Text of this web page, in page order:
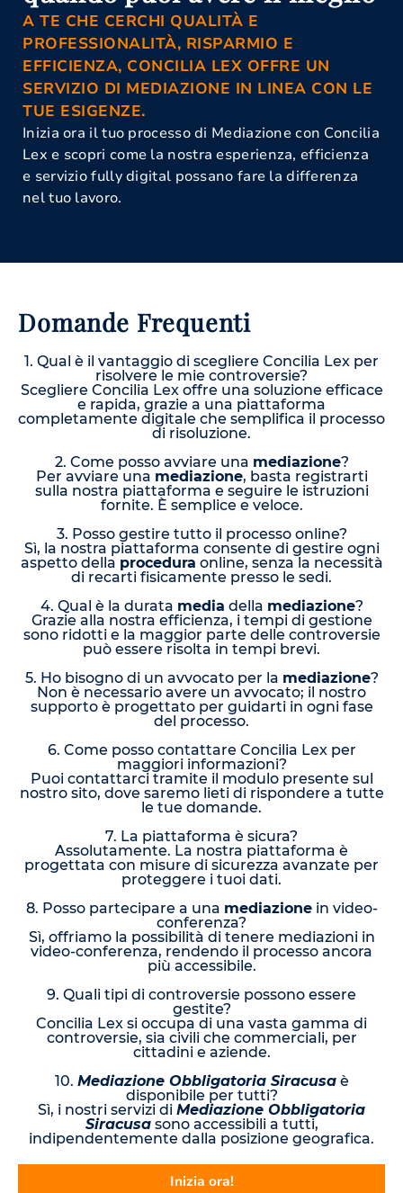
A TE CHE CERCHI QUALITÀ E
PROFESSIONALITÀ, RISPARMIO E
EFFICIENZA, CONCILIA LEX OFFRE UN
SERVIZIO DI MEDIAZIONE IN LINEA CON LE
TUE ESIGENZE.
Inizia ora il tuo processo di Mediazione con Concilia
Lex e scopri come la nostra esperienza, efficienza
e servizio fully digital possano fare la differenza
nel tuo lavoro.
Domande Frequenti
1. Qual è il vantaggio di scegliere Concilia Lex per
risolvere le mie controversie?
Scegliere Concilia Lex offre una soluzione efficace
e rapida, grazie a una piattaforma
completamente digitale che semplifica il processo
di risoluzione.
2. Come posso avviare una mediazione?
Per avviare una mediazione, basta registrarti
sulla nostra piattaforma e seguire le istruzioni
fornite. È semplice e veloce.
3. Posso gestire tutto il processo online?
Sì, la nostra piattaforma consente di gestire ogni
aspetto della procedura online, senza la necessità
di recarti fisicamente presso le sedi.
4. Qual è la durata media della mediazione?
Grazie alla nostra efficienza, i tempi di gestione
sono ridotti e la maggior parte delle controversie
può essere risolta in tempi brevi.
5. Ho bisogno di un avvocato per la mediazione?
Non è necessario avere un avvocato; il nostro
supporto è progettato per guidarti in ogni fase
del processo.
6. Come posso contattare Concilia Lex per
maggiori informazioni?
Puoi contattarci tramite il modulo presente sul
nostro sito, dove saremo lieti di rispondere a tutte
le tue domande.
7. La piattaforma è sicura?
Assolutamente. La nostra piattaforma è
progettata con misure di sicurezza avanzate per
proteggere i tuoi dati.
8. Posso partecipare a una mediazionein video-
conferenza?
Sì, offriamo la possibilità di tenere mediazioni in
video-conferenza, rendendo il processo ancora
più accessibile.
9. Quali tipi di controversie possono essere
gestite?
Concilia Lex si occupa di una vasta gamma di
controversie, sia civili che commerciali, per
cittadini e aziende.
10. Mediazione Obbligatoria Siracusaè
disponibile per tutti?
Sì, i nostri servizi di Mediazione Obbligatoria
Siracusasono accessibili a tutti,
indipendentemente dalla posizione geografica.
Inizia ora!